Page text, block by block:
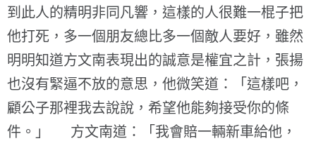
到此人的精明非同凡響，這樣的人很難一棍子把
他打死，多一個朋友總比多一個敵人要好，雖然
明明知道方文南表現出的誠意是權宜之計，張揚
也沒有緊逼不放的意思，他微笑道：「這樣吧，
顧公子那裡我去說說，希望他能夠接受你的條
件。」 方文南道：「我會賠一輛新車給他，